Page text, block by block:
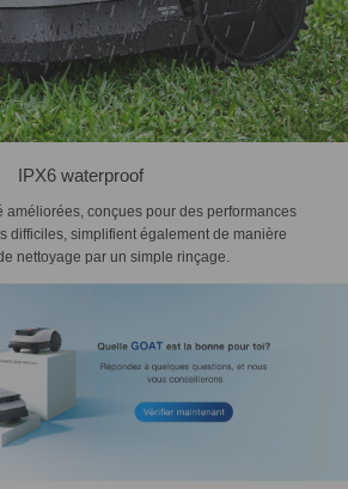
IPX6 waterproof
améliorées, conçues pour des performances
difficiles, simplifient également de manière
nettoyage par un simple rinçage.